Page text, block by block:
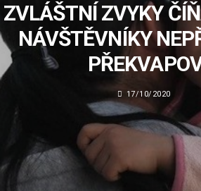
ZVLÁŠTNÍ ZVYKY
NÁVŠTĚVNÍKY
17/10/2020